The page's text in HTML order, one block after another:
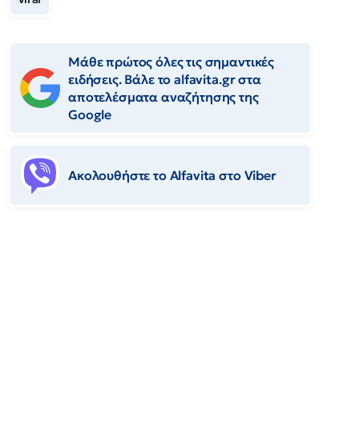
Μάθε πρώτος όλες τις σημαντικές
ειδήσεις. Βάλε το alfavita.gr στα
αποτελέσματα αναζήτησης της
Google
Ακολουθήστε το Αlfavita στο Viber